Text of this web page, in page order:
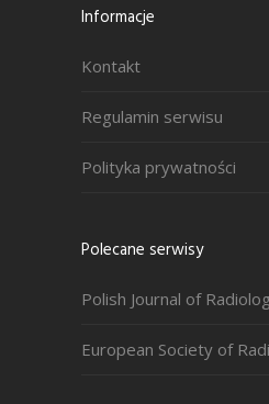
Informacje
Kontakt
Regulamin serwisu
Polityka prywatności
Polecane serwisy
Polish Journal of
European Society of